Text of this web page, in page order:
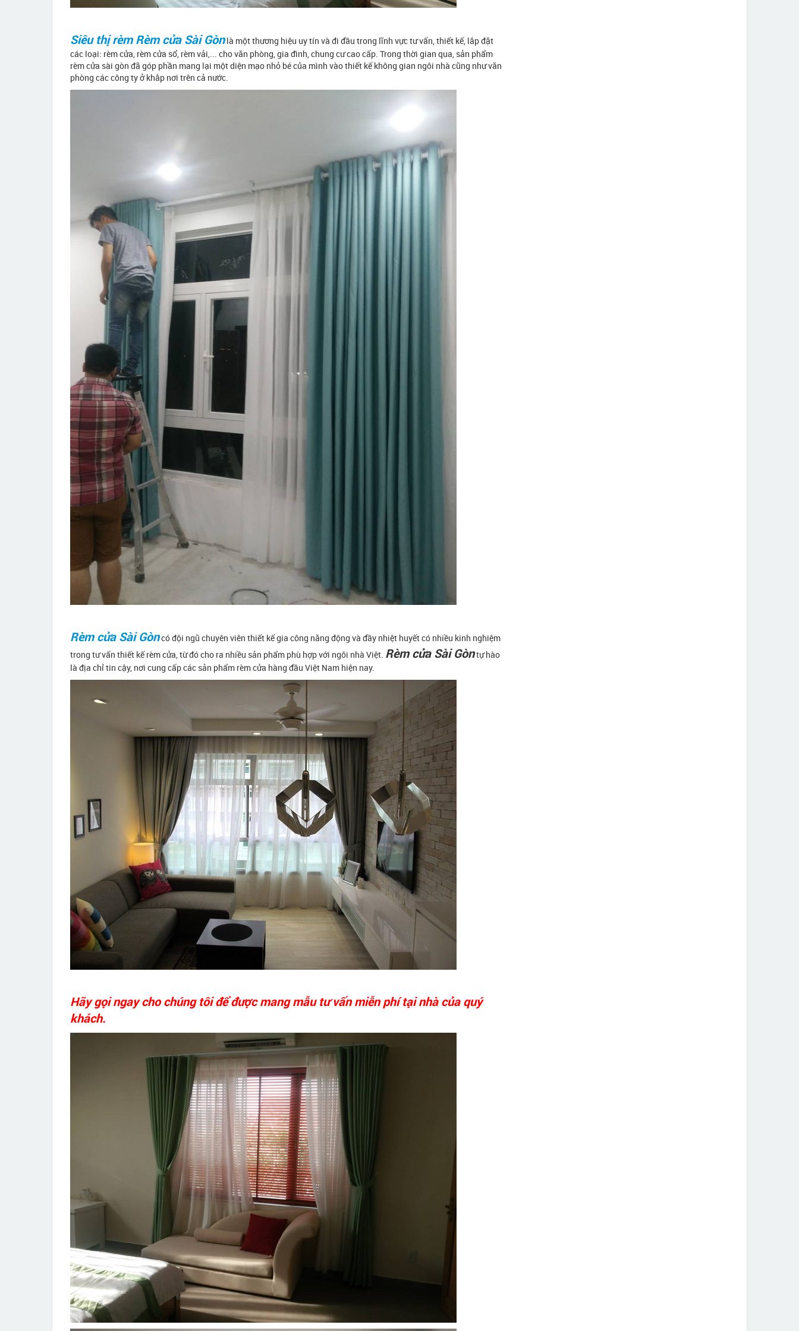
Siêu thị rèm Rèm cửa Sài Gònlà một thương hiệu uy tín và đi đầu trong lĩnh vực tư vấn, thiết kế, lắp đặt
các loại: rèm cửa, rèm cửa sổ, rèm vải,... cho văn phòng, gia đình, chung cư cao cấp. Trong thời gian qua, sản phẩm
rèm cửa sài gòn đã góp phần mang lại một diện mạo nhỏ bé của mình vào thiết kế không gian ngôi nhà cũng như văn
phòng các công ty ở khắp nơi trên cả nước.
Rèm cửa Sài Gòncó đội ngũ chuyên viên thiết kế gia công năng động và đầy nhiệt huyết có nhiều kinh nghiệm
trong tư vấn thiết kế rèm cửa, từ đó cho ra nhiều sản phẩm phù hợp với ngôi nhà Việt. Rèm cửa Sài Gòntự hào
là địa chỉ tin cậy, nơi cung cấp các sản phẩm rèm cửa hàng đầu Việt Nam hiện nay.
Hãy gọi ngay cho chúng tôi để được mang mẫu tư vấn miễn phí tại nhà của quý
khách.